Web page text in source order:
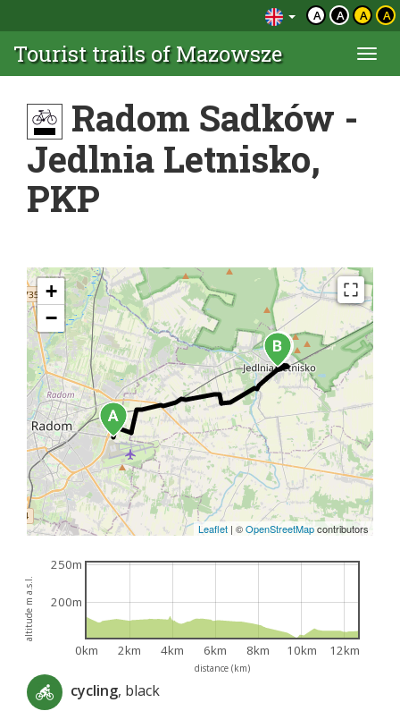
A A A A
Tourist trails of Mazowsze
Radom Sadków -
Jedlnia Letnisko,
PKP
+
−
Leaflet | ©OpenStreetMapcontributors
distance (km)
altitude m a.s.l.
0km 2km 4km 6km 8km 10km 12km
200m
250m
cycling, black